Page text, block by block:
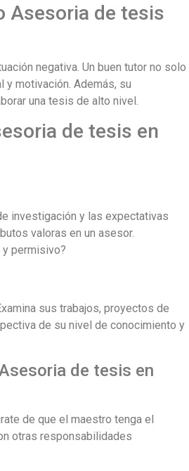
Asesoria de tesis
negativa. Un buen tutor no solo
y motivación. Además, su
una tesis de alto nivel.
de tesis en
investigación y las expectativas
valoras en un asesor.
permisivo?
sus trabajos, proyectos de
de su nivel de conocimiento y
de tesis en
de que el maestro tenga el
otras responsabilidades